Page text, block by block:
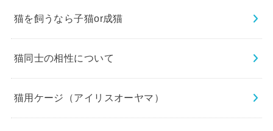
猫を飼うなら子猫or成猫
猫同士の相性について
猫用ケージ（アイリスオーヤマ）